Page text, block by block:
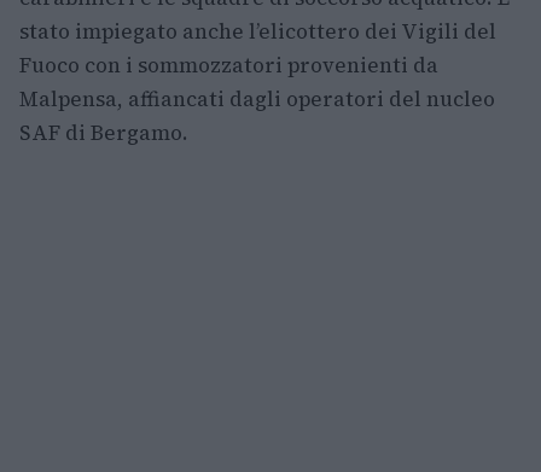
stato impiegato anche l’elicottero dei Vigili del
Fuoco con i sommozzatori provenienti da
Malpensa, affiancati dagli operatori del nucleo
SAF di Bergamo.